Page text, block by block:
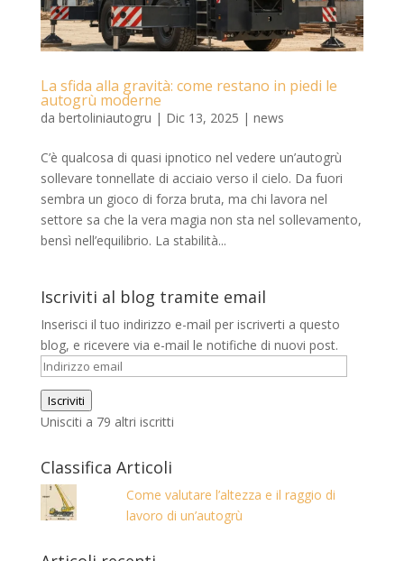
La sfida alla gravità: come restano in piedi le
autogrù moderne
da bertoliniautogru | Dic 13, 2025 | news
C’è qualcosa di quasi ipnotico nel vedere un’autogrù
sollevare tonnellate di acciaio verso il cielo. Da fuori
sembra un gioco di forza bruta, ma chi lavora nel
settore sa che la vera magia non sta nel sollevamento,
bensì nell’equilibrio. La stabilità...
Iscriviti al blog tramite email
Inserisci il tuo indirizzo e-mail per iscriverti a questo
blog, e ricevere via e-mail le notifiche di nuovi post.
Indirizzo
email
Iscriviti
Unisciti a 79 altri iscritti
Classifica Articoli
Come valutare l’altezza e il raggio di
lavoro di un’autogrù